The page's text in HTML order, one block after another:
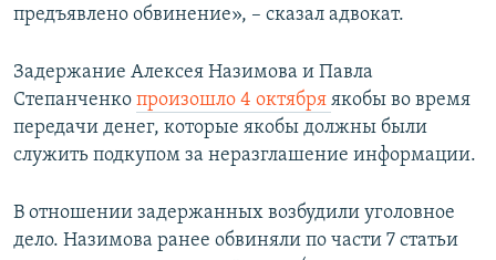
предъявлено обвинение», – сказал адвокат.
Задержание Алексея Назимова и Павла
Степанченко произошло 4 октября якобы во время
передачи денег, которые якобы должны были
служить подкупом за неразглашение информации.
В отношении задержанных возбудили уголовное
дело. Назимова ранее обвиняли по части 7 статьи